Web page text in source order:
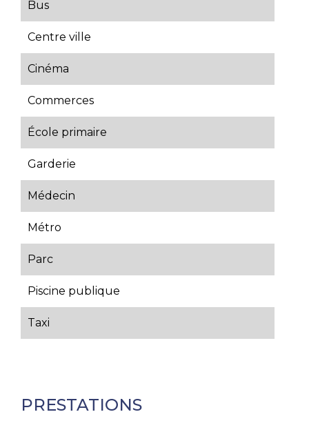
Bus
Centre ville
Cinéma
Commerces
École primaire
Garderie
Médecin
Métro
Parc
Piscine publique
Taxi
PRESTATIONS